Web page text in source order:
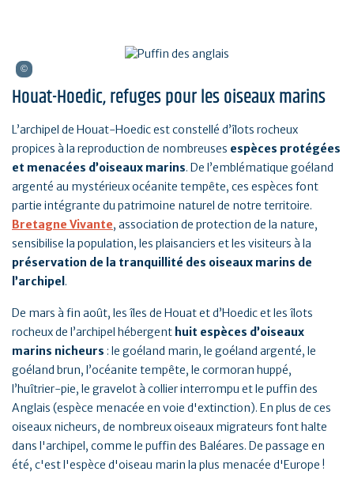
Houat-Hoedic, refuges pour les oiseaux marins
L’archipel de Houat-Hoedic est constellé d’îlots rocheux
propices à la reproduction de nombreuses espèces protégées
et menacées d’oiseaux marins. De l’emblématique goéland
argenté au mystérieux océanite tempête, ces espèces font
partie intégrante du patrimoine naturel de notre territoire.
Bretagne Vivante, association de protection de la nature,
sensibilise la population, les plaisanciers et les visiteurs à la
préservation de la tranquillité des oiseaux marins de
l’archipel .
De mars à fin août, les îles de Houat et d’Hoedic et les îlots
rocheux de l’archipel hébergent huit espèces d’oiseaux
marins nicheurs : le goéland marin, le goéland argenté, le
goéland brun, l’océanite tempête, le cormoran huppé,
l’huîtrier-pie, le gravelot à collier interrompu et le puffin des
Anglais (espèce menacée en voie d'extinction). En plus de ces
oiseaux nicheurs, de nombreux oiseaux migrateurs font halte
dans l'archipel, comme le puffin des Baléares. De passage en
été, c'est l'espèce d'oiseau marin la plus menacée d'Europe !